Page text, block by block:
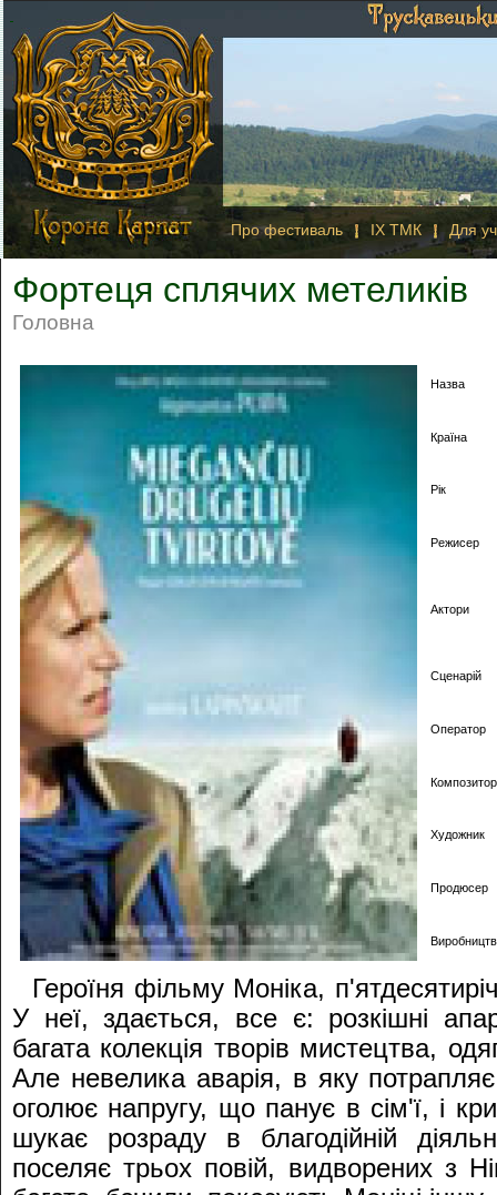
Про фестиваль IX ТМК Для
Фортеця сплячих метеликів
Головна
Назва
Країна
Рік
Режисер
Актори
Сценарій
Оператор
Композитор
Художник
Продюсер
Героїня фільму Моніка,
У неї, здається, все є: розкішні
багата колекція творів мистецтва,
Але невелика аварія, в яку потрапляє
оголює напругу, що панує в сім'ї, і
шукає розраду в благодійній
поселяє трьох повій, видворених з